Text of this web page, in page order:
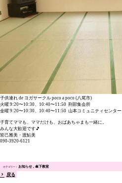
子供連れ de ヨガサークル poco a poco (八尾市)
火曜 9:20〜10:30、10:40〜11:50 刑部集会所
金曜 9:20〜10:30、10:40〜11:50 山本コミュニティセンター
子育てママも、ママだけも、おばあちゃまも一緒に。
みんな大歓迎です🎵
皆己雅美・渡鮎美
090-3920-6121
お知らせ 傘下教室
戻る